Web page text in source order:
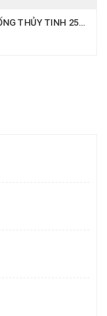
LỌ HOA ỐNG THỦY TINH 25CM